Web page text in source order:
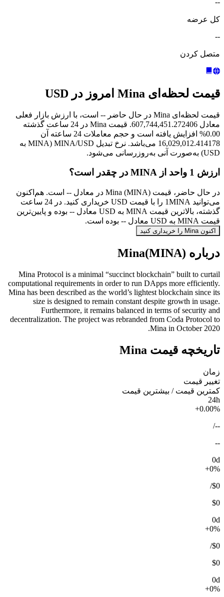
کل عرضه
--
متصل کردن
قیمت لحظه‌ای Mina امروز در USD
قیمت لحظه‌ای Mina در حال حاضر -- است، با ارزش بازار فعلی
معادل 607,744,451.272406. قیمت Mina در 24 ساعت گذشته
0.00% افزایش یافته است و حجم معاملات 24 ساعته آن
16,029,012.414178 می‌باشد. نرخ تبدیل MINA/USD (MINA به
USD) به‌صورت آنی به‌روزرسانی می‌شود.
ارزش 1 واحد از MINA در چقدر است؟
در حال حاضر، قیمت Mina (MINA) در معادل -- است. هم‌اکنون
می‌توانید 1MINA را با قیمت USD خریداری کنید. در 24 ساعت
گذشته، بالاترین قیمت MINA به USD معادل -- بوده و پایین‌ترین
قیمت MINA به USD معادل -- بوده است.
اکنون Mina را خریداری کنید
درباره Mina(MINA)
Mina Protocol is a minimal “succinct blockchain” built to curtail
computational requirements in order to run DApps more efficiently.
Mina has been described as the world’s lightest blockchain since its
size is designed to remain constant despite growth in usage.
Furthermore, it remains balanced in terms of security and
decentralization. The project was rebranded from Coda Protocol to
Mina in October 2020.
تاریخچه قیمت Mina
زمان
تغییر قیمت
کمترین قیمت / بیشترین قیمت
24h
+0.00%
--
/
--
0d
+0%
$0
/
$0
0d
+0%
$0
/
$0
0d
+0%